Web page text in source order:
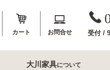
カート お問合せ 受付 /
大川家具について